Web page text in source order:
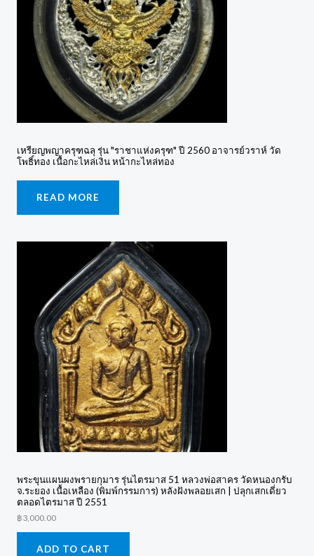
เหรียญพญาครุฑฉลุ รุ่น "ราชาแห่งครุฑ" ปี 2560 อาจารย์วราห์ วัด
โพธิ์ทอง เนื้อกะไหล่เงิน หน้ากะไหล่ทอง
READ MORE
พระขุนแผนผงพรายกุมาร รุ่นไตรมาส 51 หลวงพ่อสาคร วัดหนองกรับ
จ.ระยอง เนื้อเหลือง (พิมพ์กรรมการ) หลังฝังพลอยเสก | ปลุกเสกเดี่ยว
ตลอดไตรมาส ปี 2551
฿3,000.00
ADD TO CART